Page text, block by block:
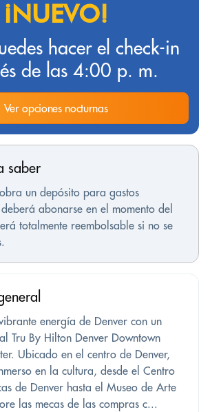
¡NUEVO!
hacer el check-in
de las 4:00 p. m.
Ver opciones nocturnas
saber
un depósito para gastos
abonarse en el momento del
totalmente reembolsable si no se
energía de Denver con un
Tru By Hilton Denver Downtown
Ubicado en el centro de Denver,
en la cultura, desde el Centro
de Denver hasta el Museo de Arte
las mecas de las compras c...